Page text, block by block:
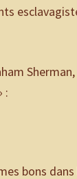
:
bons